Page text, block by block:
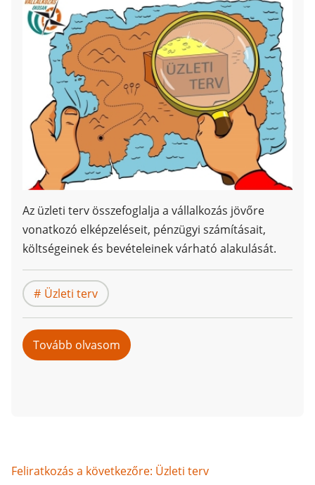
Az üzleti terv összefoglalja a vállalkozás jövőre
vonatkozó elképzeléseit, pénzügyi számításait,
költségeinek és bevételeinek várható alakulását.
Üzleti terv
Tovább olvasom ezt:
Üzleti
Feliratkozás a következőre: Üzleti terv